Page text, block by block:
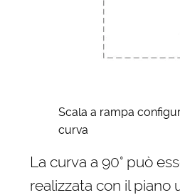
Scala a rampa
curva
La curva a 90° può
realizzata con il piano